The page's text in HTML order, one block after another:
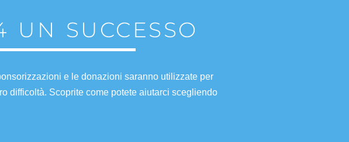
UN SUCCESSO
e le donazioni saranno utilizzate per
difficoltà. Scoprite come potete aiutarci scegliendo